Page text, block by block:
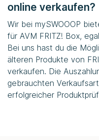
online verkaufen?
Wir bei mySWOOOP
für AVM FRITZ! Box,
Bei uns hast du die
älteren Produkte von
verkaufen. Die
gebrauchten
erfolgreicher